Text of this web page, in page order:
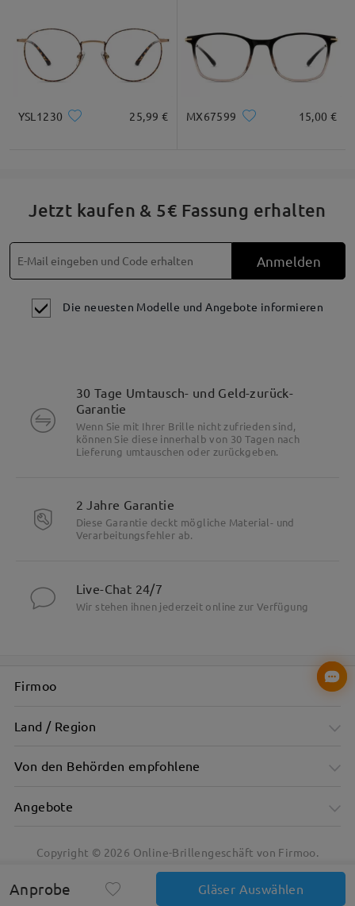
* Nur als Referenz
Besonderheiten
YSL1230 25,99 € MX67599 15,00 €
Jetzt kaufen & 5€ Fassung erhalten
Anmelden
Die neuesten Modelle und Angebote informieren
Anprobe Gläser Auswählen
30 Tage Umtausch- und Geld-zurück-
Garantie
Wenn Sie mit Ihrer Brille nicht zufrieden sind,
können Sie diese innerhalb von 30 Tagen nach
Lieferung umtauschen oder zurückgeben.
2 Jahre Garantie
Diese Garantie deckt mögliche Material- und
Verarbeitungsfehler ab.
Live-Chat 24/7
Wir stehen ihnen jederzeit online zur Verfügung
Firmoo
Land / Region
Von den Behörden empfohlene
Angebote
Copyright © 2026 Online-Brillengeschäft von Firmoo.